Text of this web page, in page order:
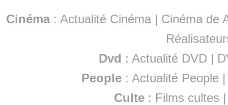
Cinéma: Actualité Cinéma | Cinéma de
Dvd : Actualité DVD |
People :Actualité People
Culte : Films cultes